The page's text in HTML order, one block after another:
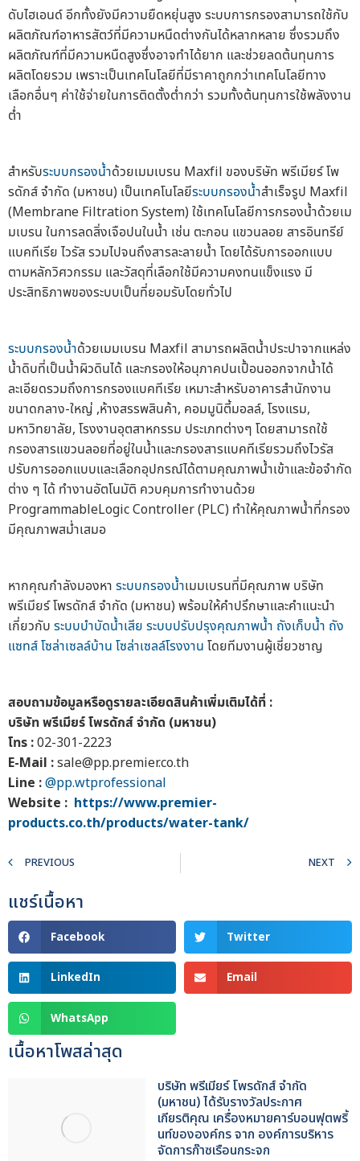
ดับไฮเอนด์ อีกทั้งยังมีความยืดหยุ่นสูง ระบบการกรองสามารถใช้กับ
ผลิตภัณฑ์อาหารสัตว์ที่มีความหนืดต่างกันได้หลากหลาย ซึ่งรวมถึง
ผลิตภัณฑ์ที่มีความหนืดสูงซึ่งอาจทำได้ยาก และช่วยลดต้นทุนการ
ผลิตโดยรวม เพราะเป็นเทคโนโลยีที่มีราคาถูกกว่าเทคโนโลยีทาง
เลือกอื่นๆ ค่าใช้จ่ายในการติดตั้งต่ำกว่า รวมทั้งต้นทุนการใช้พลังงาน
ต่ำ
สำหรับระบบกรองน้ำด้วยเมมเบรน Maxfil ของบริษัท พรีเมียร์ โพ
รดักส์ จำกัด (มหาชน) เป็นเทคโนโลยีระบบกรองน้ำสำเร็จรูป Maxfil
(Membrane Filtration System) ใช้เทคโนโลยีการกรองน้ำด้วยเม
มเบรน ในการลดสิ่งเจือปนในน้ำ เช่น ตะกอน แขวนลอย สารอินทรีย์
แบคทีเรีย ไวรัส รวมไปจนถึงสารละลายน้ำ โดยได้รับการออกแบบ
ตามหลักวิศวกรรม และวัสดุที่เลือกใช้มีความคงทนแข็งแรง มี
ประสิทธิภาพของระบบเป็นที่ยอมรับโดยทั่วไป
ระบบกรองน้ำด้วยเมมเบรน Maxfil สามารถผลิตน้ำประปาจากแหล่ง
น้ำดิบที่เป็นน้ำผิวดินได้ และกรองให้อนุภาคปนเปื้อนออกจากน้ำได้
ละเอียดรวมถึงการกรองแบคทีเรีย เหมาะสำหรับอาคารสำนักงาน
ขนาดกลาง-ใหญ่ ,ห้างสรรพสินค้า, คอมมูนิตี้มอลล์, โรงแรม,
มหาวิทยาลัย, โรงงานอุตสาหกรรม ประเภทต่างๆ โดยสามารถใช้
กรองสารแขวนลอยที่อยู่ในน้ำและกรองสารแบคทีเรียรวมถึงไวรัส
ปรับการออกแบบและเลือกอุปกรณ์ได้ตามคุณภาพน้ำเข้าและข้อจำกัด
ต่าง ๆ ได้ ทำงานอัตโนมัติ ควบคุมการทำงานด้วย
ProgrammableLogic Controller (PLC) ทำให้คุณภาพน้ำที่กรอง
มีคุณภาพสม่ำเสมอ
หากคุณกำลังมองหา ระบบกรองน้ำเมมเบรนที่มีคุณภาพ บริษัท
พรีเมียร์ โพรดักส์ จำกัด (มหาชน) พร้อมให้คำปรึกษาและคำแนะนำ
เกี่ยวกับ ระบบบำบัดน้ำเสีย ระบบปรับปรุงคุณภาพน้ำ ถังเก็บน้ำ ถัง
แซทส์โซล่าเซลล์บ้าน โซล่าเซลล์โรงงาน โดยทีมงานผู้เชี่ยวชาญ
สอบถามข้อมูลหรือดูรายละเอียดสินค้าเพิ่มเติมได้ที่ :
บริษัท พรีเมียร์ โพรดักส์ จำกัด (มหาชน)
โทร :02-301-2223
E-Mail :sale@pp.premier.co.th
Line :@pp.wtprofessional
Website : https://www.premier-
products.co.th/products/water-tank/
PREVIOUS NEXT
แชร์เนื้อหา
Facebook Twitter
LinkedIn Email
WhatsApp
เนื้อหาโพสล่าสุด
บริษัท พรีเมียร์ โพรดักส์ จำกัด
(มหาชน) ได้รับรางวัลประกาศ
เกียรติคุณ เครื่องหมายคาร์บอนฟุตพริ้
นท์ขององค์กร จาก องค์การบริหาร
จัดการก๊าซเรือนกระจก